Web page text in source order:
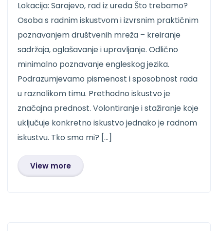
Lokacija: Sarajevo, rad iz ureda Što trebamo?
Osoba s radnim iskustvom i izvrsnim praktičnim
poznavanjem društvenih mreža – kreiranje
sadržaja, oglašavanje i upravljanje. Odlično
minimalno poznavanje engleskog jezika.
Podrazumjevamo pismenost i sposobnost rada
u raznolikom timu. Prethodno iskustvo je
značajna prednost. Volontiranje i stažiranje koje
uključuje konkretno iskustvo jednako je radnom
iskustvu. Tko smo mi? […]
View more